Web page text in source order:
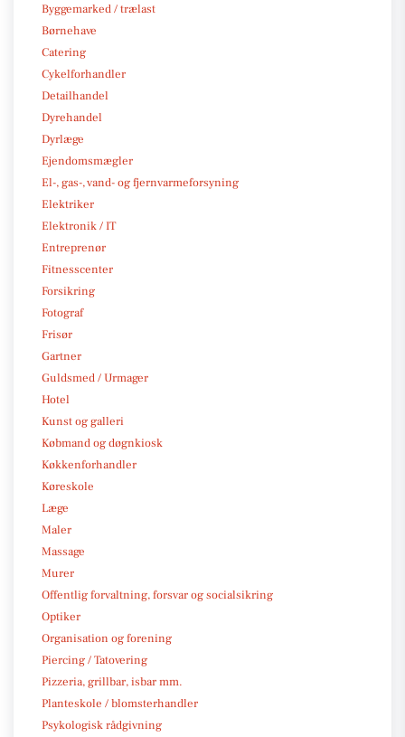
Byggemarked / trælast
Børnehave
Catering
Cykelforhandler
Detailhandel
Dyrehandel
Dyrlæge
Ejendomsmægler
El-, gas-, vand- og fjernvarmeforsyning
Elektriker
Elektronik / IT
Entreprenør
Fitnesscenter
Forsikring
Fotograf
Frisør
Gartner
Guldsmed / Urmager
Hotel
Kunst og galleri
Købmand og døgnkiosk
Køkkenforhandler
Køreskole
Læge
Maler
Massage
Murer
Offentlig forvaltning, forsvar og socialsikring
Optiker
Organisation og forening
Piercing / Tatovering
Pizzeria, grillbar, isbar mm.
Planteskole / blomsterhandler
Psykologisk rådgivning